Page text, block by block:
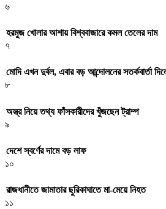
৬
হরমুজ খোলার আশায় বিশ্ববাজারে কমল তেলের দাম
৭
মোদি এখন দুর্বল, এবার বড় আন্দোলনের সতর্কবার্তা
৮
অস্ত্র নিয়ে তথ্য ফাঁসকারীদের খুঁজছেন ট্রাম্প
৯
দেশে স্বর্ণের দামে বড় লাফ
১০
রাজধানীতে জামাতার ছুরিকাঘাতে মা-মেয়ে নিহত
১১